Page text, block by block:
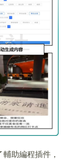
助編程插件，